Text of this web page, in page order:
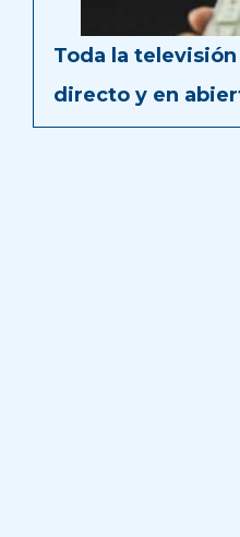
Toda la televisión
directo y en